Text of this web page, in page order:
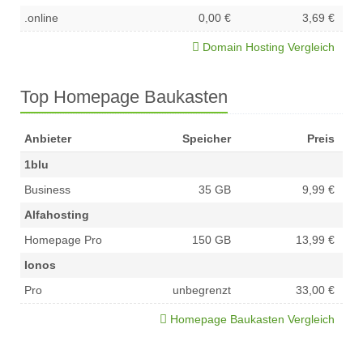
.online
0,00 € 3,69 €
Domain Hosting Vergleich
Top Homepage Baukasten
Anbieter Speicher
Preis
1blu
Business
35 GB
9,99 €
Alfahosting
Homepage Pro
150 GB
13,99 €
Ionos
Pro
unbegrenzt 33,00 €
Homepage Baukasten Vergleich